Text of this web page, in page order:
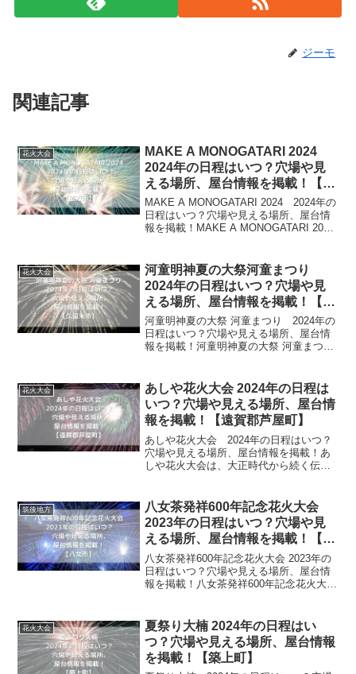
ジーモ
関連記事
花火大会
MAKE A MONOGATARI 2024
2024年の日程はいつ？穴場や見
える場所、屋台情報を掲載！【直
方市】
MAKE A MONOGATARI 2024 2024年の
日程はいつ？穴場や見える場所、屋台情
報を掲載！MAKE A MONOGATARI 2024
火」を楽しめるイ...
花火大会
河童明神夏の大祭河童まつり
2024年の日程はいつ？穴場や見
える場所、屋台情報を掲載！【久
留米市】
河童明神夏の大祭 河童まつり 2024年の
日程はいつ？穴場や見える場所、屋台情
報を掲載！河童明神夏の大祭 河童まつり
河童大明神に毎年8月8日、町内の河童た
ちが集まり、神...
花火大会
あしや花火大会 2024年の日程は
いつ？穴場や見える場所、屋台情
報を掲載！【遠賀郡芦屋町】
あしや花火大会 2024年の日程はいつ？
穴場や見える場所、屋台情報を掲載！あ
しや花火大会は、大正時代から続く伝統
火は、少し離れた場所からでも見えるほ
ど、綺麗に大輪を咲か...
筑後地方
八女茶発祥600年記念花火大会
2023年の日程はいつ？穴場や見
える場所、屋台情報を掲載！【八
女市】
八女茶発祥600年記念花火大会 2023年の
日程はいつ？穴場や見える場所、屋台情
報を掲載！八女茶発祥600年記念花火大会
くに花火大会】という名前で花火大会が
行われ...
花火大会
夏祭り大楠 2024年の日程はい
つ？穴場や見える場所、屋台情報
を掲載！【築上町】